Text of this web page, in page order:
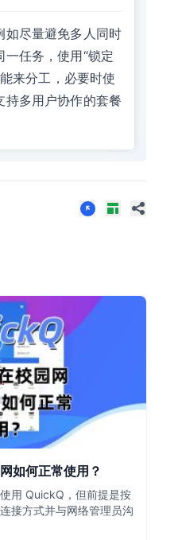
如尽量避免多人同时
任务，使用“锁定
来分工，必要时使
持多用户协作的套餐
如何正常使用？
用 QuickQ，但前提是按
接方式并与网络管理员沟